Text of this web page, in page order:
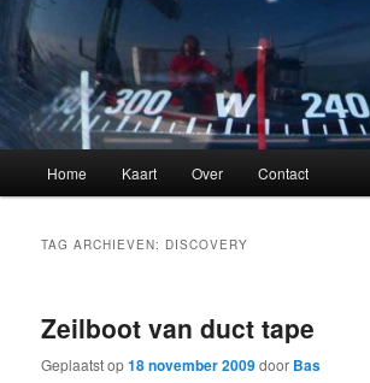
Home Kaart Over Contact
TAG ARCHIEVEN: DISCOVERY
Zeilboot van duct tape
Geplaatst op18 november 2009door Bas